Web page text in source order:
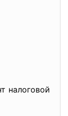
налоговой